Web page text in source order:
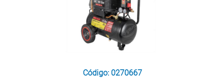
Código: 0270667